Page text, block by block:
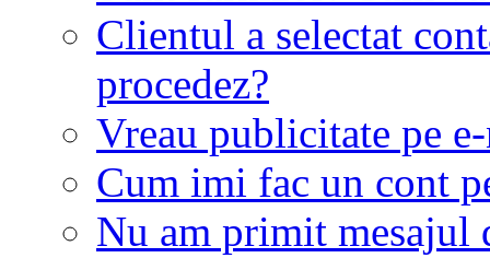
Clientul a selectat
procedez?
Vreau publicitate pe
Cum imi fac un cont
Nu am primit mesajul